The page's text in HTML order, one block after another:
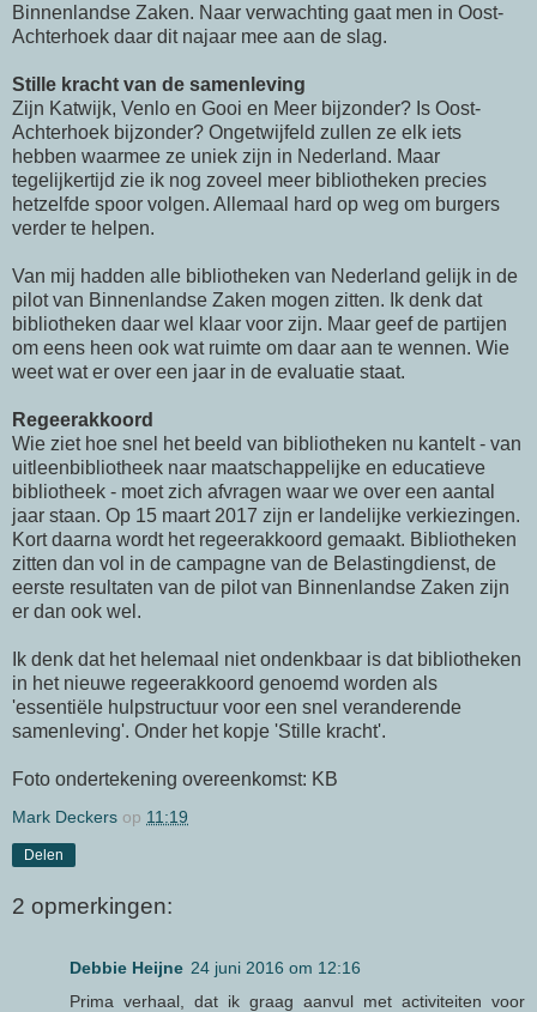
Binnenlandse Zaken. Naar verwachting gaat men in Oost-
Achterhoek daar dit najaar mee aan de slag.
Stille kracht van de samenleving
Zijn Katwijk, Venlo en Gooi en Meer bijzonder? Is Oost-
Achterhoek bijzonder? Ongetwijfeld zullen ze elk iets
hebben waarmee ze uniek zijn in Nederland. Maar
tegelijkertijd zie ik nog zoveel meer bibliotheken precies
hetzelfde spoor volgen. Allemaal hard op weg om burgers
verder te helpen.
Van mij hadden alle bibliotheken van Nederland gelijk in de
pilot van Binnenlandse Zaken mogen zitten. Ik denk dat
bibliotheken daar wel klaar voor zijn. Maar geef de partijen
om eens heen ook wat ruimte om daar aan te wennen. Wie
weet wat er over een jaar in de evaluatie staat.
Regeerakkoord
Wie ziet hoe snel het beeld van bibliotheken nu kantelt - van
uitleenbibliotheek naar maatschappelijke en educatieve
bibliotheek - moet zich afvragen waar we over een aantal
jaar staan. Op 15 maart 2017 zijn er landelijke verkiezingen.
Kort daarna wordt het regeerakkoord gemaakt. Bibliotheken
zitten dan vol in de campagne van de Belastingdienst, de
eerste resultaten van de pilot van Binnenlandse Zaken zijn
er dan ook wel.
Ik denk dat het helemaal niet ondenkbaar is dat bibliotheken
in het nieuwe regeerakkoord genoemd worden als
'essentiële hulpstructuur voor een snel veranderende
samenleving'. Onder het kopje 'Stille kracht'.
Foto ondertekening overeenkomst: KB
Mark Deckers op 11:19
Delen
2 opmerkingen:
Debbie Heijne 24 juni 2016 om 12:16
Prima verhaal, dat ik graag aanvul met activiteiten voor